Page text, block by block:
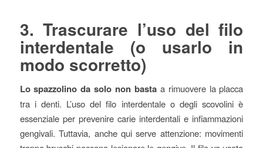
3. Trascurare l’uso del filo
interdentale (o usarlo in
modo scorretto)
Lo spazzolino da solo non bastaa rimuovere la placca
tra i denti. L’uso del filo interdentale o degli scovolini è
essenziale per prevenire carie interdentali e infiammazioni
gengivali. Tuttavia, anche qui serve attenzione: movimenti